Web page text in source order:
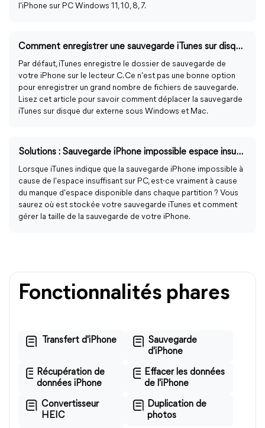
l'iPhone sur PC Windows 11, 10, 8, 7.
Comment enregistrer une sauvegarde iTunes sur disque dur externe via Windows CMD
Par défaut, iTunes enregistre le dossier de sauvegarde de
votre iPhone sur le lecteur C. Ce n'est pas une bonne option
pour enregistrer un grand nombre de fichiers de sauvegarde.
Lisez cet article pour savoir comment déplacer la sauvegarde
iTunes sur disque dur externe sous Windows et Mac.
Solutions : Sauvegarde iPhone impossible espace insuffisant PC
Lorsque iTunes indique que la sauvegarde iPhone impossible à
cause de l'espace insuffisant sur PC, est-ce vraiment à cause
du manque d'espace disponible dans chaque partition ? Vous
saurez où est stockée votre sauvegarde iTunes et comment
gérer la taille de la sauvegarde de votre iPhone.
Fonctionnalités phares
Transfert d'iPhone
Sauvegarde
d'iPhone
Récupération de
données iPhone
Effacer les données
de l'iPhone
Convertisseur
HEIC
Duplication de
photos